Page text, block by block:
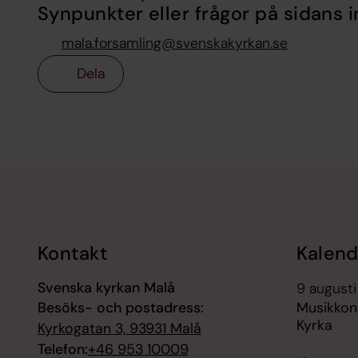
Synpunkter eller frågor på sidans
mala.forsamling@svenskakyrkan.se
Dela
Kontakt
Svenska kyrkan Malå
Besöks- och postadress:
Kyrkogatan 3, 93931 Malå
Telefon:+46 953 10009
9
Kyrka